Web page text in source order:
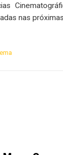
nas